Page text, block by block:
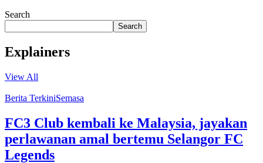
Search
Search
Explainers
View All
Berita TerkiniSemasa
FC3 Club kembali ke Malaysia, jayakan
perlawanan amal bertemu Selangor FC
Legends